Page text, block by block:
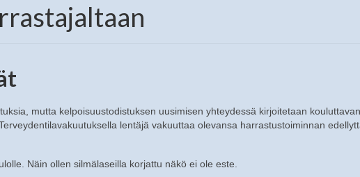
mutta kelpoisuustodistuksen uusimisen yhteydessä kirjoitetaan
lentäjä vakuuttaa olevansa harrastustoiminnan
Näin ollen silmälaseilla korjattu näkö ei ole este.